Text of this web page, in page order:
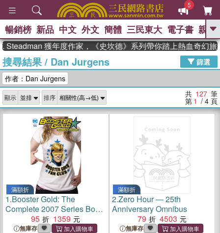
5
GO
熱搜： 高希均教授回憶錄
、 The Odyssey 、 父親節 、 如果歷
獎 臺灣漫遊錄 、 方念華 、 台灣的李
登輝時代
數學女孩：黎曼猜想 、
偉大的迷走神經
暢銷榜 新品 中文 外文 簡體 三民東大 電子書 親子
獲年度作家，《史坎德》系列帶你踏上熱血奇幻旅程
搜尋結果/ Dan Jurgens
篩選
作者：Dan Jurgens
顯示 排序 共 127 筆
第 1 / 4 頁
滿額折
1.Booster Gold: The
Complete 2007 Series Book
95 1359
無庫存
滿額折
2.Zero Hour ― 25th
Anniversary Omnibus
79
4503
無庫存